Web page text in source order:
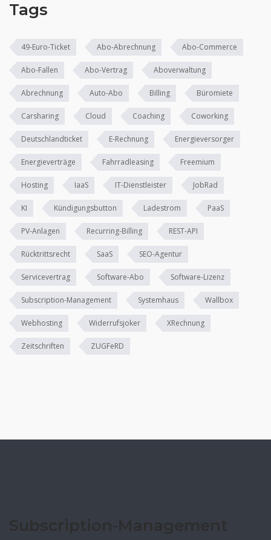
Tags
49-Euro-Ticket Abo-Abrechnung Abo-Commerce
Abo-Fallen Abo-Vertrag Aboverwaltung
Abrechnung Auto-Abo Billing Büromiete
Carsharing Cloud Coaching Coworking
Deutschlandticket E-Rechnung Energieversorger
Energieverträge Fahrradleasing Freemium
Hosting IaaS IT-Dienstleister JobRad
KI Kündigungsbutton Ladestrom PaaS
PV-Anlagen Recurring-Billing REST-API
Rücktrittsrecht SaaS SEO-Agentur
Servicevertrag Software-Abo Software-Lizenz
Subscription-Management Systemhaus Wallbox
Webhosting Widerrufsjoker XRechnung
Zeitschriften ZUGFeRD